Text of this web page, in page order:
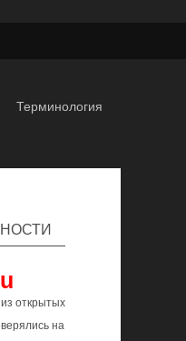
Терминология
открытых
на